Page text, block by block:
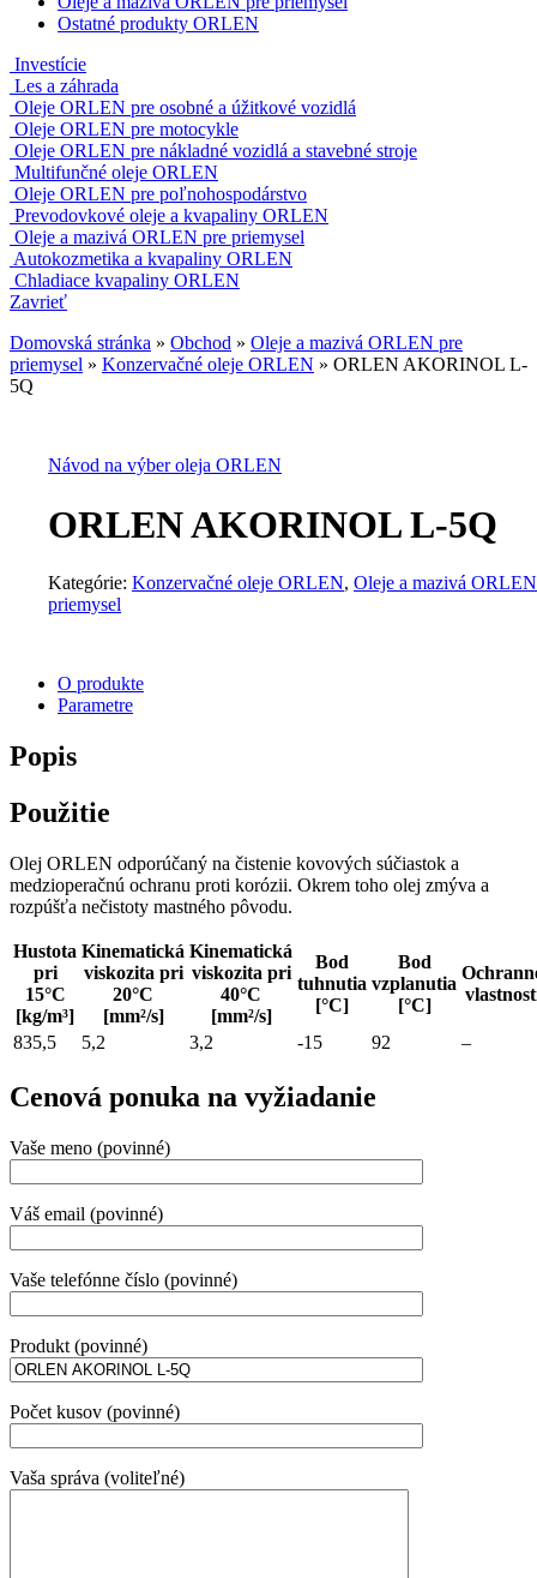
Ostatné produkty ORLEN
Investície
Les a záhrada
Oleje ORLEN pre osobné a úžitkové vozidlá
Oleje ORLEN pre motocykle
Oleje ORLEN pre nákladné vozidlá a stavebné stroje
Multifunčné oleje ORLEN
Oleje ORLEN pre poľnohospodárstvo
Prevodovkové oleje a kvapaliny ORLEN
Oleje a mazivá ORLEN pre priemysel
Autokozmetika a kvapaliny ORLEN
Chladiace kvapaliny ORLEN
Zavrieť
Domovská stránka » Obchod » Oleje a mazivá ORLEN pre
priemysel » Konzervačné oleje ORLEN » ORLEN AKORINOL L-
5Q
Návod na výber oleja ORLEN
ORLEN AKORINOL L-5Q
Kategórie: Konzervačné oleje ORLEN, Oleje a mazivá
priemysel
O produkte
Parametre
Popis
Použitie
Olej ORLEN odporúčaný na čistenie kovových súčiastok a
medzioperačnú ochranu proti korózii. Okrem toho olej zmýva a
rozpúšťa nečistoty mastného pôvodu.
Hustota
pri
15°C
[kg/m³]
Kinematická
viskozita pri
20°C
[mm²/s]
Kinematická
viskozita pri
40°C
[mm²/s]
Bod
tuhnutia
[°C]
Bod
vzplanutia
[°C]
835,5 5,2 3,2 -15 92 –
Cenová ponuka na vyžiadanie
Vaše meno (povinné)
Váš email (povinné)
Vaše telefónne číslo (povinné)
Produkt (povinné)
Počet kusov (povinné)
Vaša správa (voliteľné)